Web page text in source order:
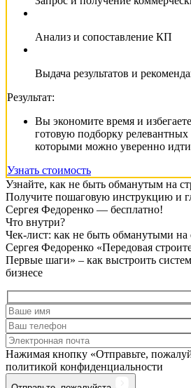
Анализ и сопоставление КП
Выдача результатов и
Результат:
Вы экономите время и
готовую подборку релевантных
которыми можно уверенно идти
Узнать стоимость
Узнайте, как не быть обманутым на
Получите пошаговую инструкцию и
Сергея Федоренко — бесплатно!
Что внутри?
Чек-лист: как не быть обманутыми на
Сергея Федоренко «Передовая
Первые шаги» – как выстроить
бизнесе
Нажимая кнопку «Отправьте,
политикой конфиденциальности